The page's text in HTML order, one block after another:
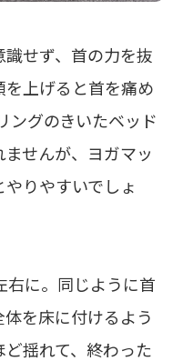
せず、首の力を抜
上げると首を痛め
ングのきいたベッド
せんが、ヨガマッ
りやすいでしょ
右に。同じように首
を床に付けるよう
揺れて、終わった